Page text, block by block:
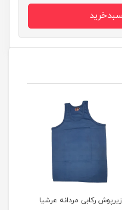
زیرپوش رکابی مردانه عرشیا